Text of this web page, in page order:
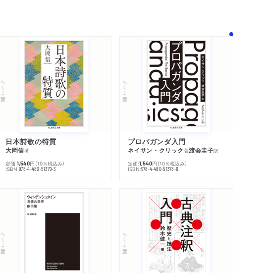
ちくま学芸文庫
日本詩歌の特質
大岡信著
定価:1,540円 （10％税込み）
ISBN:978-4-480-51379-3
ちくま学芸文庫
プロパガンダ入門
ネイサン・クリック著渡会圭子訳
定価:1,540円 （10％税込み）
ISBN:978-4-480-51378-6
ちくま学芸文庫 ちくま学芸文庫